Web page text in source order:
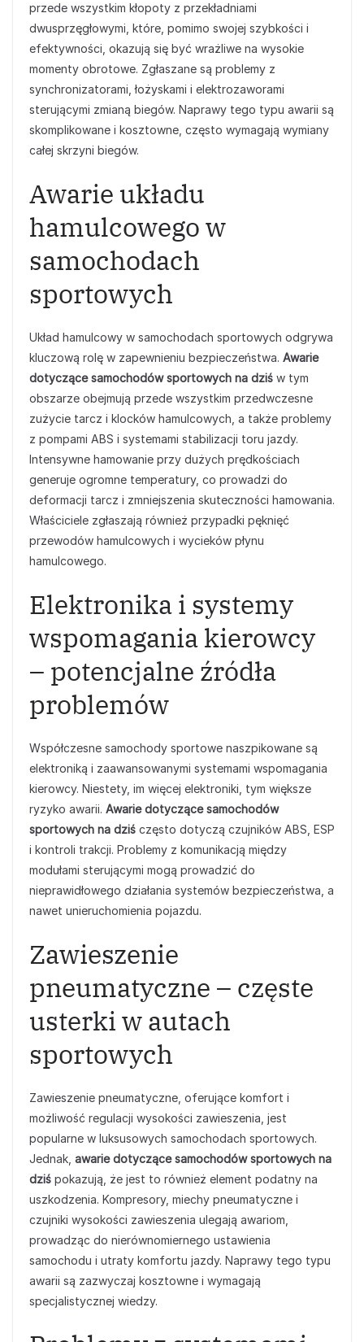
przede wszystkim kłopoty z przekładniami
dwusprzęgłowymi, które, pomimo swojej szybkości i
efektywności, okazują się być wrażliwe na wysokie
momenty obrotowe. Zgłaszane są problemy z
synchronizatorami, łożyskami i elektrozaworami
sterującymi zmianą biegów. Naprawy tego typu awarii są
skomplikowane i kosztowne, często wymagają wymiany
całej skrzyni biegów.
Awarie układu
hamulcowego w
samochodach
sportowych
Układ hamulcowy w samochodach sportowych odgrywa
kluczową rolę w zapewnieniu bezpieczeństwa. Awarie
dotyczące samochodów sportowych na dziś w tym
obszarze obejmują przede wszystkim przedwczesne
zużycie tarcz i klocków hamulcowych, a także problemy
z pompami ABS i systemami stabilizacji toru jazdy.
Intensywne hamowanie przy dużych prędkościach
generuje ogromne temperatury, co prowadzi do
deformacji tarcz i zmniejszenia skuteczności hamowania.
Właściciele zgłaszają również przypadki pęknięć
przewodów hamulcowych i wycieków płynu
hamulcowego.
Elektronika i systemy
wspomagania kierowcy
– potencjalne źródła
problemów
Współczesne samochody sportowe naszpikowane są
elektroniką i zaawansowanymi systemami wspomagania
kierowcy. Niestety, im więcej elektroniki, tym większe
ryzyko awarii. Awarie dotyczące samochodów
sportowych na dziś często dotyczą czujników ABS, ESP
i kontroli trakcji. Problemy z komunikacją między
modułami sterującymi mogą prowadzić do
nieprawidłowego działania systemów bezpieczeństwa, a
nawet unieruchomienia pojazdu.
Zawieszenie
pneumatyczne – częste
usterki w autach
sportowych
Zawieszenie pneumatyczne, oferujące komfort i
możliwość regulacji wysokości zawieszenia, jest
popularne w luksusowych samochodach sportowych.
Jednak, awarie dotyczące samochodów sportowych na
dziś pokazują, że jest to również element podatny na
uszkodzenia. Kompresory, miechy pneumatyczne i
czujniki wysokości zawieszenia ulegają awariom,
prowadząc do nierównomiernego ustawienia
samochodu i utraty komfortu jazdy. Naprawy tego typu
awarii są zazwyczaj kosztowne i wymagają
specjalistycznej wiedzy.